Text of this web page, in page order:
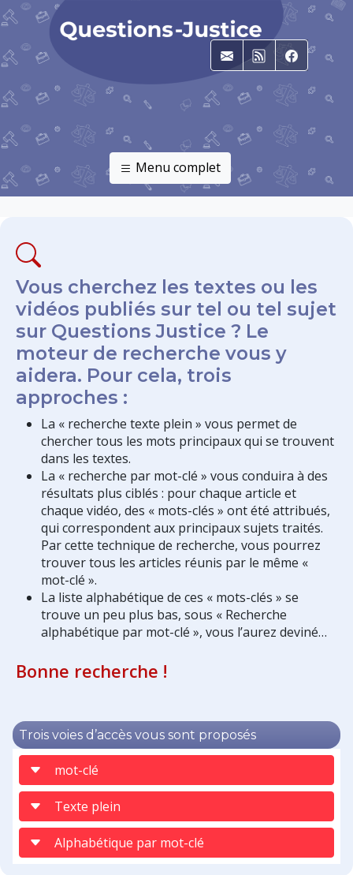
E-mailRSS
Menu complet
Vous cherchez les textes ou les
vidéos publiés sur tel ou tel sujet
sur Questions Justice ? Le
moteur de recherche vous y
aidera. Pour cela, trois
approches :
La « recherche texte plein » vous permet de
chercher tous les mots principaux qui se trouvent
dans les textes.
La « recherche par mot-clé » vous conduira à des
résultats plus ciblés : pour chaque article et
chaque vidéo, des « mots-clés » ont été attribués,
qui correspondent aux principaux sujets traités.
Par cette technique de recherche, vous pourrez
trouver tous les articles réunis par le même «
mot-clé ».
La liste alphabétique de ces « mots-clés » se
trouve un peu plus bas, sous « Recherche
alphabétique par mot-clé », vous l’aurez deviné…
Bonne recherche !
Trois voies d’accès vous sont proposés
mot-clé
Texte plein
Alphabétique par mot-clé